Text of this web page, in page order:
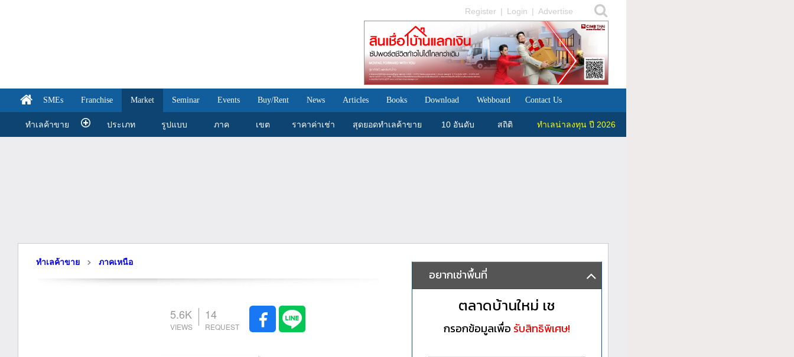
Register | Login | Advertise
SMEs Franchise Market Seminar Events Buy/Rent News Articles Books Download Webboard Contact Us
ทำเลค้าขาย ประเภท รูปแบบ ภาค เขต ราคาค่าเช่า สุดยอดทำเลค้าขาย 10 อันดับ สถิติ ทำเลน่าลงทุน ปี 2026
ทำเลค้าขาย ภาคเหนือ
5.6K 14
อยากเช่าพื้นที่
ตลาดบ้านใหม่ เช
กรอกข้อมูลเพื่อ รับสิทธิพิเศษ!